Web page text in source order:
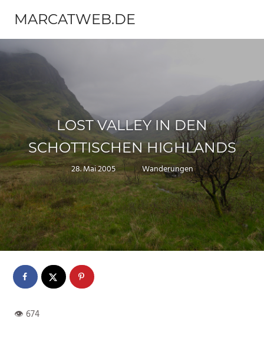
Inhalt
springen
MARCATWEB.DE
Fotografie
&
LOST VALLEY IN DEN
SCHOTTISCHEN HIGHLANDS
28. Mai 2005 Marc
Wanderungen